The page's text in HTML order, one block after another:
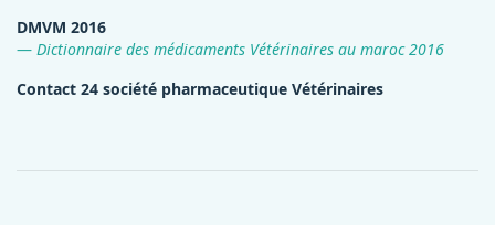
DMVM 2016
Dictionnaire des médicaments Vétérinaires au maroc 2016
Contact 24 société pharmaceutique Vétérinaires